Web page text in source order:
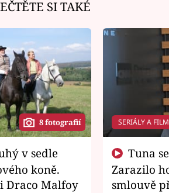
SI TAKÉ
8 fotografií
koně.
Draco Malfoy
SERIÁLY A
Zarazilo
smlouvě